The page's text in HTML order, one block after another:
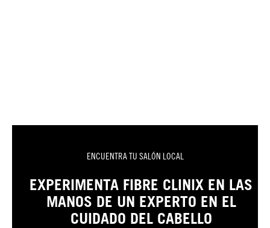
ENCUENTRA TU SALÓN LOCAL
EXPERIMENTA FIBRE CLINIX EN LAS
MANOS DE UN EXPERTO EN EL
CUIDADO DEL CABELLO